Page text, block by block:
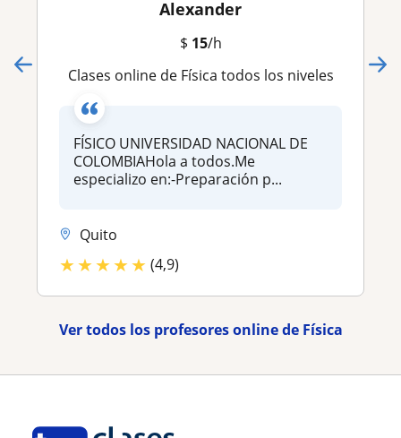
Alexander
$ 15/h
Clases online de Física todos los niveles
FÍSICO UNIVERSIDAD NACIONAL DE
COLOMBIAHola a todos.Me
especializo en:-Preparación p...
Quito
★★★★★ (4,9)
Ver todos los profesores online de Física